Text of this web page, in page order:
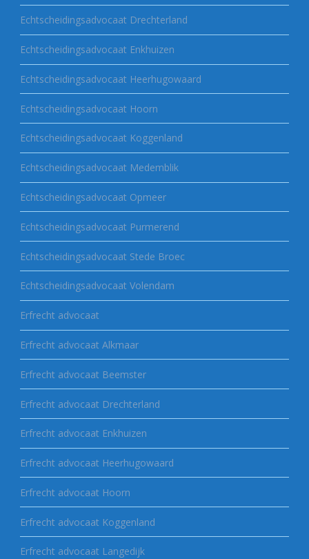
Echtscheidingsadvocaat Drechterland
Echtscheidingsadvocaat Enkhuizen
Echtscheidingsadvocaat Heerhugowaard
Echtscheidingsadvocaat Hoorn
Echtscheidingsadvocaat Koggenland
Echtscheidingsadvocaat Medemblik
Echtscheidingsadvocaat Opmeer
Echtscheidingsadvocaat Purmerend
Echtscheidingsadvocaat Stede Broec
Echtscheidingsadvocaat Volendam
Erfrecht advocaat
Erfrecht advocaat Alkmaar
Erfrecht advocaat Beemster
Erfrecht advocaat Drechterland
Erfrecht advocaat Enkhuizen
Erfrecht advocaat Heerhugowaard
Erfrecht advocaat Hoorn
Erfrecht advocaat Koggenland
Erfrecht advocaat Langedijk